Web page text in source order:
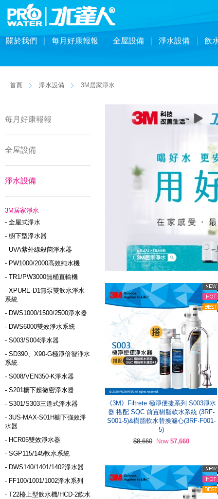
關於我們 每月好康報報 全屋設備 淨水設備 飲
首頁 淨水設備 3M居家淨水
每月好康報報
全屋設備
淨水設備
3M居家淨水
- 全屋式淨水
- 櫥下型淨水器
- UVA紫外線殺菌淨水器
- PW1000/2000高效純水機
- TR1/PW3000無桶直輸機
- XPURE-D1無泵雙飲水淨水
系統
- DWS1000/1500/2500淨水器
- DWS6000雙效淨水系統
- S003/S004淨水器
- SD390、X90-G極淨倍智浄水
系統
- S008/VEN350-K淨水器
- S201橱下超微密淨水器
- S301/S303三道式淨水器
- 3US-MAX-S01H櫥下強效淨
水器
- HCR05雙效淨水器
- SGP115/145軟水系統
- DWS140/1401/1402淨水器
- FF100/1001/1002淨水系列
- T22檯上型飲水機/HCD-2飲水
《3M》Filtrete 極淨便捷系列 S003淨水
器 搭配 SQC 前置樹脂軟水系統 (3RF-
S001-5)&樹脂軟水替換濾心(3RF-F001-
5)
$8,660
Now $7,660